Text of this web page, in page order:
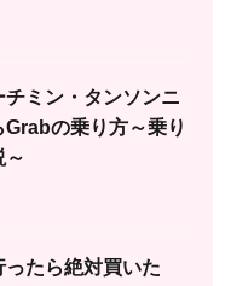
チミン・タンソンニ
Grabの乗り方～乗り
～
たら絶対買いた